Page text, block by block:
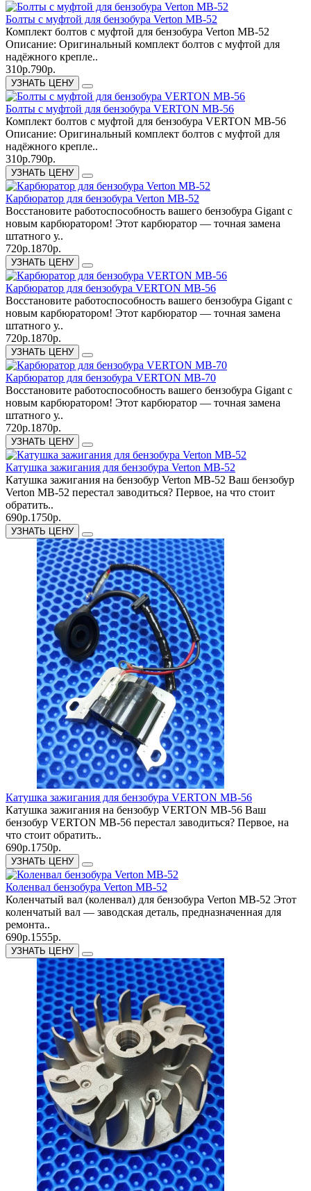
Болты с муфтой для бензобура Verton МВ-52
Комплект болтов с муфтой для бензобура Verton МВ-52
Описание: Оригинальный комплект болтов с муфтой для
надёжного крепле..
310р.790р.
УЗНАТЬ ЦЕНУ
Болты с муфтой для бензобура VERTON МВ-56
Комплект болтов с муфтой для бензобура VERTON МВ-56
Описание: Оригинальный комплект болтов с муфтой для
надёжного крепле..
310р.790р.
УЗНАТЬ ЦЕНУ
Карбюратор для бензобура Verton МВ-52
Восстановите работоспособность вашего бензобура Gigant с
новым карбюратором! Этот карбюратор — точная замена
штатного у..
720р.1870р.
УЗНАТЬ ЦЕНУ
Карбюратор для бензобура VERTON МВ-56
Восстановите работоспособность вашего бензобура Gigant с
новым карбюратором! Этот карбюратор — точная замена
штатного у..
720р.1870р.
УЗНАТЬ ЦЕНУ
Карбюратор для бензобура VERTON МВ-70
Восстановите работоспособность вашего бензобура Gigant с
новым карбюратором! Этот карбюратор — точная замена
штатного у..
720р.1870р.
УЗНАТЬ ЦЕНУ
Катушка зажигания для бензобура Verton МВ-52
Катушка зажигания на бензобур Verton МВ-52 Ваш бензобур
Verton МВ-52 перестал заводиться? Первое, на что стоит
обратить..
690р.1750р.
УЗНАТЬ ЦЕНУ
Катушка зажигания для бензобура VERTON МВ-56
Катушка зажигания на бензобур VERTON МВ-56 Ваш
бензобур VERTON МВ-56 перестал заводиться? Первое, на
что стоит обратить..
690р.1750р.
УЗНАТЬ ЦЕНУ
Коленвал бензобура Verton МВ-52
Коленчатый вал (коленвал) для бензобура Verton МВ-52 Этот
коленчатый вал — заводская деталь, предназначенная для
ремонта..
690р.1555р.
УЗНАТЬ ЦЕНУ